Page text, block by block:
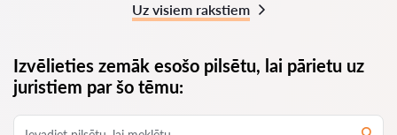
Uz visiem rakstiem
Izvēlieties zemāk esošo pilsētu, lai pārietu uz
juristiem par šo tēmu: